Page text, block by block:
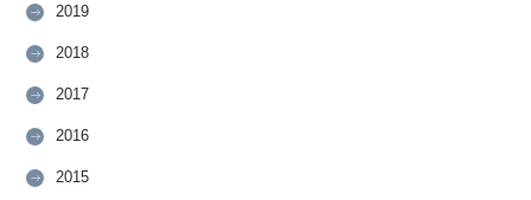
2019
2018
2017
2016
2015